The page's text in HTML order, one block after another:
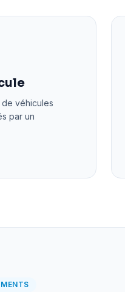
véhicules
par un